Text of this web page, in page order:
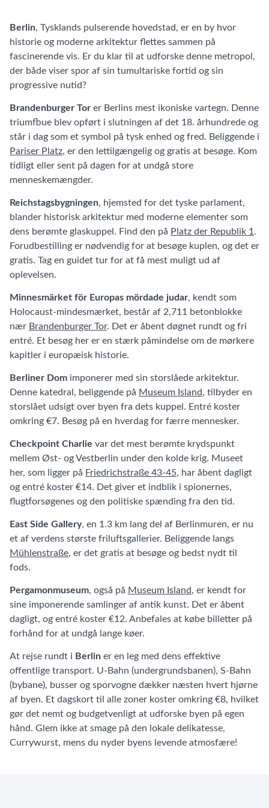
Berlin, Tysklands pulserende hovedstad, er en by hvor
historie og moderne arkitektur flettes sammen på
fascinerende vis. Er du klar til at udforske denne metropol,
der både viser spor af sin tumultariske fortid og sin
progressive nutid?
Brandenburger Tor er Berlins mest ikoniske vartegn. Denne
triumfbue blev opført i slutningen af det 18. århundrede og
står i dag som et symbol på tysk enhed og fred. Beliggende i
Pariser Platz, er den lettilgængelig og gratis at besøge. Kom
tidligt eller sent på dagen for at undgå store
menneskemængder.
Reichstagsbygningen, hjemsted for det tyske parlament,
blander historisk arkitektur med moderne elementer som
dens berømte glaskuppel. Find den på Platz der Republik 1 .
Forudbestilling er nødvendig for at besøge kuplen, og det er
gratis. Tag en guidet tur for at få mest muligt ud af
oplevelsen.
Minnesmärket för Europas mördade judar, kendt som
Holocaust-mindesmærket, består af 2,711 betonblokke
nær Brandenburger Tor. Det er åbent døgnet rundt og fri
entré. Et besøg her er en stærk påmindelse om de mørkere
kapitler i europæisk historie.
Berliner Dom imponerer med sin storslåede arkitektur.
Denne katedral, beliggende på Museum Island, tilbyder en
storslået udsigt over byen fra dets kuppel. Entré koster
omkring €7. Besøg på en hverdag for færre mennesker.
Checkpoint Charlie var det mest berømte krydspunkt
mellem Øst- og Vestberlin under den kolde krig. Museet
her, som ligger på Friedrichstraße 43-45, har åbent dagligt
og entré koster €14. Det giver et indblik i spionernes,
flugtforsøgenes og den politiske spænding fra den tid.
East Side Gallery, en 1.3 km lang del af Berlinmuren, er nu
et af verdens største friluftsgallerier. Beliggende langs
Mühlenstraße, er det gratis at besøge og bedst nydt til
fods.
Pergamonmuseum, også på Museum Island, er kendt for
sine imponerende samlinger af antik kunst. Det er åbent
dagligt, og entré koster €12. Anbefales at købe billetter på
forhånd for at undgå lange køer.
At rejse rundt i Berlin er en leg med dens effektive
offentlige transport. U-Bahn (undergrundsbanen), S-Bahn
(bybane), busser og sporvogne dækker næsten hvert hjørne
af byen. Et dagskort til alle zoner koster omkring €8, hvilket
gør det nemt og budgetvenligt at udforske byen på egen
hånd. Glem ikke at smage på den lokale delikatesse,
Currywurst, mens du nyder byens levende atmosfære!